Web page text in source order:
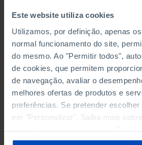
Este website utiliza cookies
Utilizamos, por definição, apenas
normal funcionamento do site,
do mesmo. Ao "Permitir todos",
de cookies, que permitem
de navegação, avaliar o
melhores ofertas de produtos e
preferências. Se pretender
em "Personalizar". Saiba mais
RELACIONADOS
Eleitores residentes no estrangeiro nas
total, votantes e abstenção em Portugal
Eleitores residentes em Portugal nas
total, votantes e abstenção em Portugal